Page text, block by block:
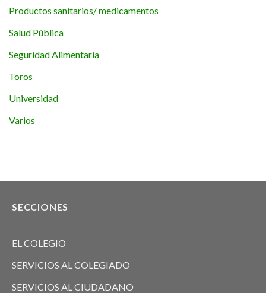
Productos sanitarios/ medicamentos
Salud Pública
Seguridad Alimentaria
Toros
Universidad
Varios
SECCIONES
EL COLEGIO
SERVICIOS AL COLEGIADO
SERVICIOS AL CIUDADANO